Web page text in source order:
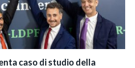
caso di studio della